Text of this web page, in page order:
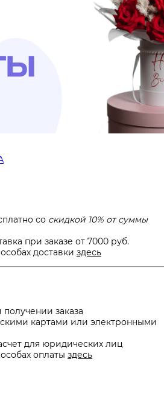
со скидкой 10% от суммы
при заказе от 7000 руб.
доставки здесь
заказа
картами или электронными
для юридических лиц
оплаты здесь